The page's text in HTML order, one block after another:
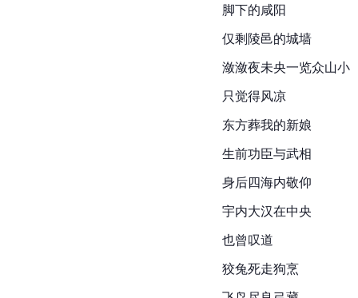
脚下的咸阳
仅剩陵邑的城墙
潋潋夜未央一览众山小
只觉得风凉
东方葬我的新娘
生前功臣与武相
身后四海内敬仰
宇内大汉在中央
也曾叹道
狡兔死走狗烹